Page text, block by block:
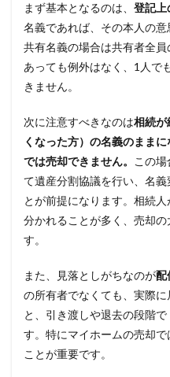
まず基本となるのは、 登記上
名義であれば、その本人の意
共有名義の場合は共有者全
あっても例外はなく、1人で
きません。
次に注意すべきなのは相続が
くなった方）の名義のまま
では売却できません。
この
て遺産分割協議を行い、名
とが前提になります。相続
分かれることが多く、売却
す。
また、見落としがちなのが配
の所有者でなくても、実際
と、引き渡しや退去の段階
す。特にマイホームの売却
ことが重要です。